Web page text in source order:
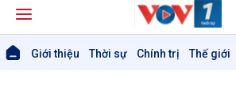
Giới thiệu Thời sự Chính trị Thế giới